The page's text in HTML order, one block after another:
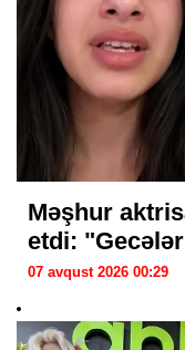
Məşhur
etdi:
07 avqust 2026 00:29